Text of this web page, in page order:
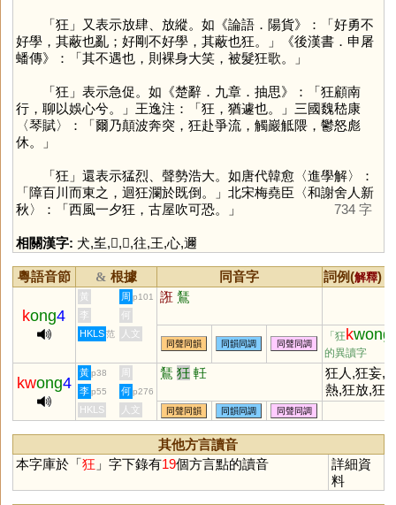
「狂 」又表示放肆、放縱。如《論語．陽貨》：「好勇不
好學，其蔽也亂；好剛不好學，其蔽也狂。」《後漢書．申屠
蟠傳》：「其不遇也，則裸身大笑，被髮狂歌。」
「狂 」表示急促。如《楚辭．九章．抽思》：「狂顧南
行，聊以娛心兮。」王逸注：「狂，猶遽也。」三國魏嵇康
〈琴賦〉：「爾乃顛波奔突，狂赴爭流，觸巖觝隈，鬱怒彪
休。」
「狂 」還表示猛烈、聲勢浩大。如唐代韓愈〈進學解〉：
「障百川而東之，迴狂瀾於既倒。」北宋梅堯臣〈和謝舍人新
秋〉：「西風一夕狂，古屋吹可恐。」
734 字
相關漢字: 犬,㞷,𤝵,𤝶,往,王,心,邇
粵語音節 & 根據 同音字 詞例(解釋) /
kong4
黃 周 p101 誑 鵟
李
何
HKLS 范 人文
同聲同韻 同韻同調 同聲同調
「狂 kwong
的異讀字
kwong4
黃 p38 周 鵟 狅 軠
狂人,狂妄,
熱,狂放,狂
狂狷,狂歡,
狂,癲狂
李 p55 何 p276
HKLS 人文 同聲同韻 同韻同調 同聲同調
其他方言讀音
本字庫於「狂 」字下錄有19個方言點的讀音
詳細資
料